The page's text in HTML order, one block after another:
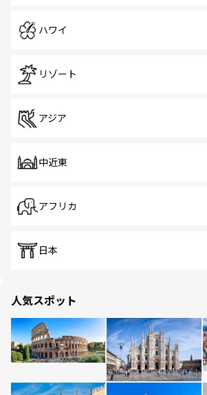
ハワイ
リゾート
アジア
中近東
アフリカ
日本
人気スポット